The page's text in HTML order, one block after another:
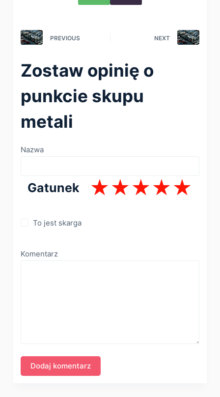
PREVIOUS NEXT
Zostaw opinię o
punkcie skupu
metali
Nazwa
Gatunek
To jest skarga
Komentarz